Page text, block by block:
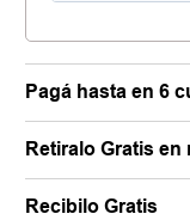
Pagá hasta en 6
Retiralo Gratis
Recibilo Gratis